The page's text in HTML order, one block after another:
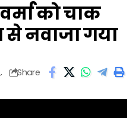
को चाक
नवाजा गया
Share